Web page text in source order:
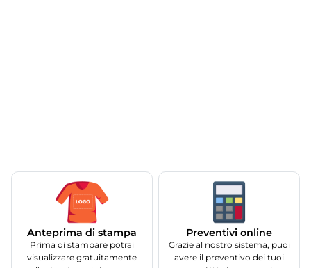
Anteprima di stampa
Prima di stampare potrai
visualizzare gratuitamente
Preventivi online
Grazie al nostro sistema, puoi
avere il preventivo dei tuoi